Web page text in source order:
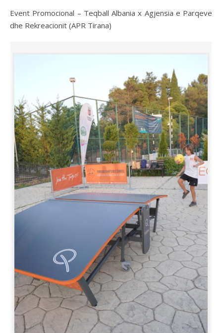
Event Promocional – Teqball Albania x Agjensia e Parqeve
dhe Rekreacionit (APR Tirana)